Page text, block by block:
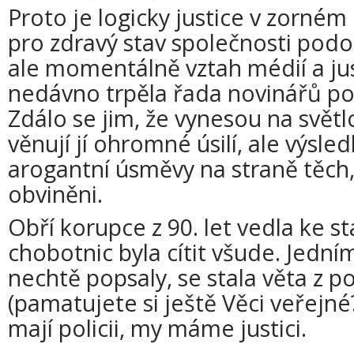
Proto je logicky justice v
pro zdravý stav společnosti
ale momentálně vztah médií a
nedávno trpěla řada novinářů
Zdálo se jim, že vynesou na
věnují jí ohromné úsilí, ale
arogantní úsměvy na straně
obviněni.
Obří korupce z 90. let vedla ke
chobotnic byla cítit všude.
nechtě popsaly, se stala věta z
(pamatujete si ještě Věci
mají policii, my máme justici.